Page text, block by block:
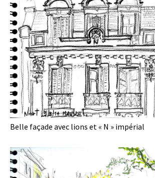
Belle façade avec lions et « N » impérial